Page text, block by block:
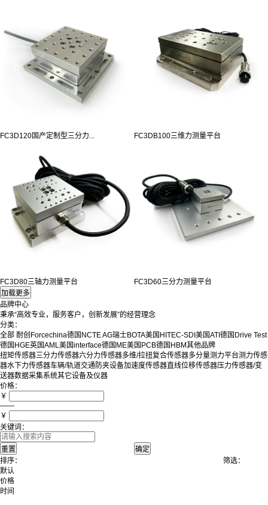
FC3D120国产定制型三分力... FC3DB100三维力测量平台
FC3D80三轴力测量平台 FC3D60三分力测量平台
品牌中心
秉承“高效专业，服务客户，创新发展”的经营理念
分类：
全部 耐创Forcechina德国NCTE AG瑞士BOTA美国HITEC-SDI 美国ATI 德国Drive Test
德国HGE英国AML美国interface德国ME美国PCB德国HBM其他品牌
扭矩传感器三分力传感器六分力传感器多维/拉扭复合传感器多分量测力平台测力传感
器水下力传感器车辆/轨道交通防夹设备加速度传感器直线位移传感器压力传感器/变
送器数据采集系统其它设备及仪器
价格：
￥
——
￥
关键词：
排序：
默认
价格
时间
筛选：